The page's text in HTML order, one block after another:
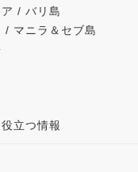
/ バリ島
/ マニラ＆セブ島
立つ情報